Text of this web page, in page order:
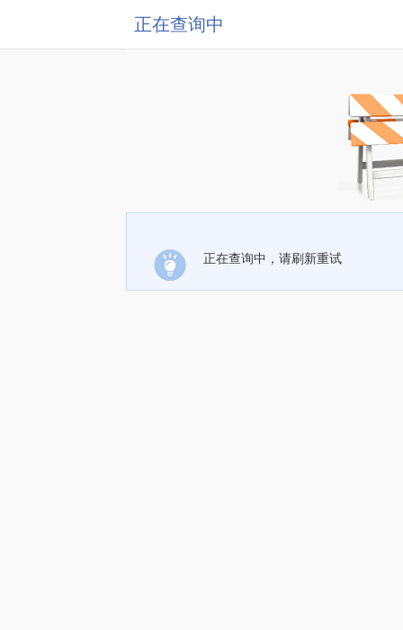
正在查询中
正在查询中，请刷新重试